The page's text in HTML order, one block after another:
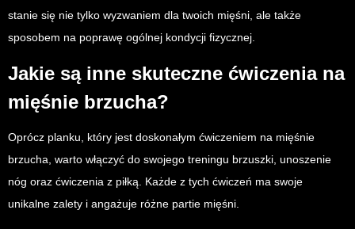
stanie się nie tylko wyzwaniem dla twoich mięśni, ale także
sposobem na poprawę ogólnej kondycji fizycznej.
Jakie są inne skuteczne ćwiczenia na
mięśnie brzucha?
Oprócz planku, który jest doskonałym ćwiczeniem na mięśnie
brzucha, warto włączyć do swojego treningu brzuszki, unoszenie
nóg oraz ćwiczenia z piłką. Każde z tych ćwiczeń ma swoje
unikalne zalety i angażuje różne partie mięśni.